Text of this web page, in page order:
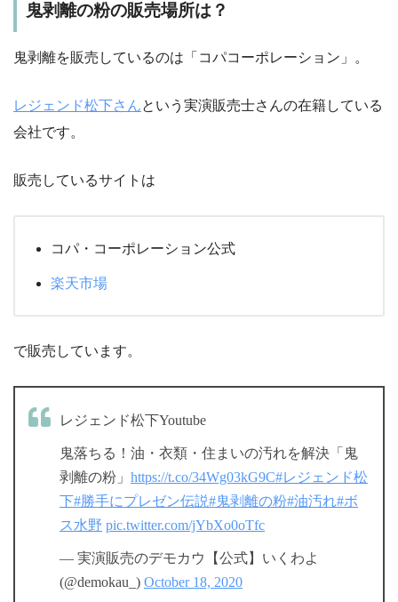
鬼剥離の粉の販売場所は？
鬼剥離を販売しているのは「コパコーポレーション」。
レジェンド松下さんという実演販売士さんの在籍している
会社です。
販売しているサイトは
コパ・コーポレーション公式
楽天市場
で販売しています。
レジェンド松下Youtube
鬼落ちる！油・衣類・住まいの汚れを解決「鬼
剥離の粉」 https://t.co/34Wg03kG9C#レジェンド松
下#勝手にプレゼン伝説#鬼剥離の粉#油汚れ#ボ
ス水野 pic.twitter.com/jYbXo0oTfc
— 実演販売のデモカウ【公式】いくわよ
(@demokau_) October 18, 2020